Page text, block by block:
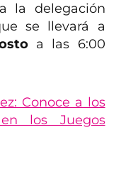
la delegación
se llevará a
a las 6:00
Conoce a los
los Juegos